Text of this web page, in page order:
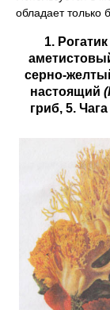
обладает только
1.
серно-
настоящий
гриб, 5. Чага